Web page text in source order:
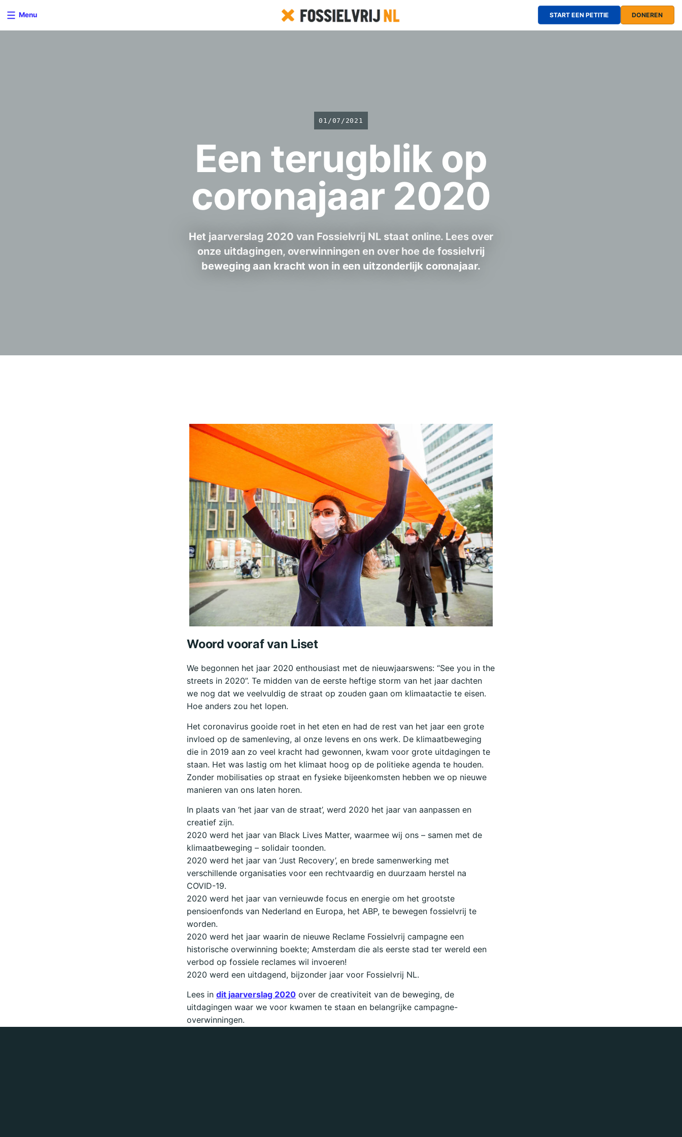
Menu START EEN PETITIE DONEREN
01/07/2021
Een terugblik op
coronajaar 2020
Het jaarverslag 2020 van Fossielvrij NL staat online. Lees over
onze uitdagingen, overwinningen en over hoe de fossielvrij
beweging aan kracht won in een uitzonderlijk coronajaar.
Woord vooraf van Liset
We begonnen het jaar 2020 enthousiast met de nieuwjaarswens: “See you in the
streets in 2020”. Te midden van de eerste heftige storm van het jaar dachten
we nog dat we veelvuldig de straat op zouden gaan om klimaatactie te eisen.
Hoe anders zou het lopen.
Het coronavirus gooide roet in het eten en had de rest van het jaar een grote
invloed op de samenleving, al onze levens en ons werk. De klimaatbeweging
die in 2019 aan zo veel kracht had gewonnen, kwam voor grote uitdagingen te
staan. Het was lastig om het klimaat hoog op de politieke agenda te houden.
Zonder mobilisaties op straat en fysieke bijeenkomsten hebben we op nieuwe
manieren van ons laten horen.
In plaats van ‘het jaar van de straat’, werd 2020 het jaar van aanpassen en
creatief zijn.
2020 werd het jaar van Black Lives Matter, waarmee wij ons – samen met de
klimaatbeweging – solidair toonden.
2020 werd het jaar van ‘Just Recovery’, en brede samenwerking met
verschillende organisaties voor een rechtvaardig en duurzaam herstel na
COVID-19.
2020 werd het jaar van vernieuwde focus en energie om het grootste
pensioenfonds van Nederland en Europa, het ABP, te bewegen fossielvrij te
worden.
2020 werd het jaar waarin de nieuwe Reclame Fossielvrij campagne een
historische overwinning boekte; Amsterdam die als eerste stad ter wereld een
verbod op fossiele reclames wil invoeren!
2020 werd een uitdagend, bijzonder jaar voor Fossielvrij NL.
Lees in dit jaarverslag 2020 over de creativiteit van de beweging, de
uitdagingen waar we voor kwamen te staan en belangrijke campagne-
overwinningen.